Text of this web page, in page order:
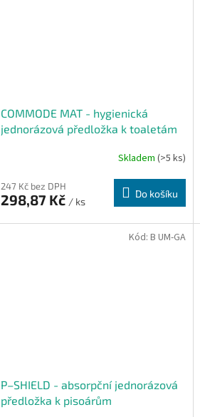
COMMODE MAT - hygienická
jednorázová předložka k toaletám
Skladem (>5 ks)
247 Kč bez DPH
298,87 Kč / ks
Do košíku
P–SHIELD - absorpční jednorázová
předložka k pisoárům
Kód: B UM-GA